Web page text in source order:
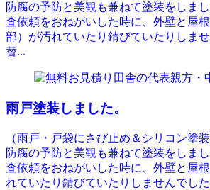
防腐の予防と美観も兼ねて塗装をしま
査依頼をおねがいした時に、外壁と屋
部）が汚れていたり錆びていたりし
替...
田舎の代表親方・
雨戸塗装しました。
（雨戸・戸袋にさび止め＆シリコン塗
防腐の予防と美観も兼ねて塗装をしま
査依頼をおねがいした時に、外壁と屋
れていたり錆びていたりしませんで